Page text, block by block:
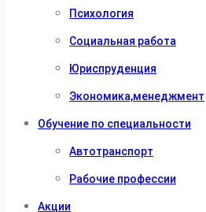
Психология
Социальная работа
Юриспруденция
Экономика,менеджмент
Обучение по специальности
Автотранспорт
Рабочие профессии
Акции